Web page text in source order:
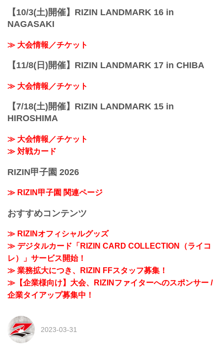
【10/3(土)開催】RIZIN LANDMARK 16 in
NAGASAKI
≫ 大会情報／チケット
【11/8(日)開催】RIZIN LANDMARK 17 in CHIBA
≫ 大会情報／チケット
【7/18(土)開催】RIZIN LANDMARK 15 in
HIROSHIMA
≫ 大会情報／チケット
≫ 対戦カード
RIZIN甲子園 2026
≫ RIZIN甲子園 関連ページ
おすすめコンテンツ
≫ RIZINオフィシャルグッズ
≫ デジタルカード「RIZIN CARD COLLECTION（ライコ
レ）」サービス開始！
≫ 業務拡大につき、RIZIN FFスタッフ募集！
≫【企業様向け】大会、RIZINファイターへのスポンサー /
企業タイアップ募集中！
2023-03-31